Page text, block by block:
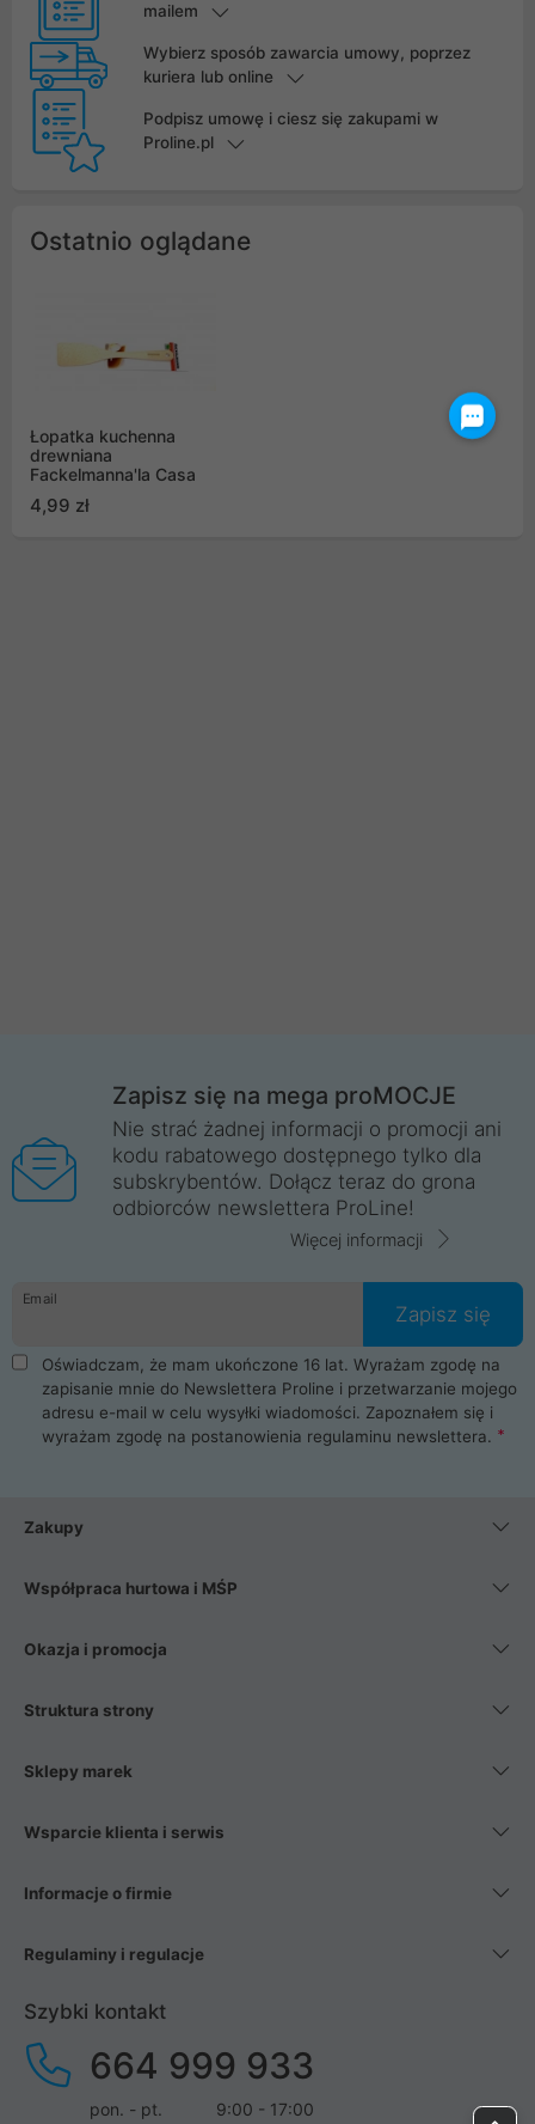
mailem
Wybierz sposób zawarcia umowy, poprzez
kuriera lub online
Podpisz umowę i ciesz się zakupami w
Proline.pl
Ostatnio oglądane
Łopatka kuchenna
drewniana
Fackelmanna'la Casa
4,99 zł
Zapisz się na mega proMOCJE
Nie strać żadnej informacji o promocji ani
kodu rabatowego dostępnego tylko dla
subskrybentów. Dołącz teraz do grona
odbiorców newslettera ProLine!
Więcej informacji
Email
Zapisz się
Oświadczam, że mam ukończone 16 lat. Wyrażam zgodę na
zapisanie mnie do Newslettera Proline i przetwarzanie mojego
adresu e-mail w celu wysyłki wiadomości. Zapoznałem się i
wyrażam zgodę na postanowienia regulaminu newslettera.
Zakupy
Współpraca hurtowa i MŚP
Okazja i promocja
Struktura strony
Sklepy marek
Wsparcie klienta i serwis
Informacje o firmie
Regulaminy i regulacje
Szybki kontakt
664 999 933
pon. - pt. 9:00 - 17:00